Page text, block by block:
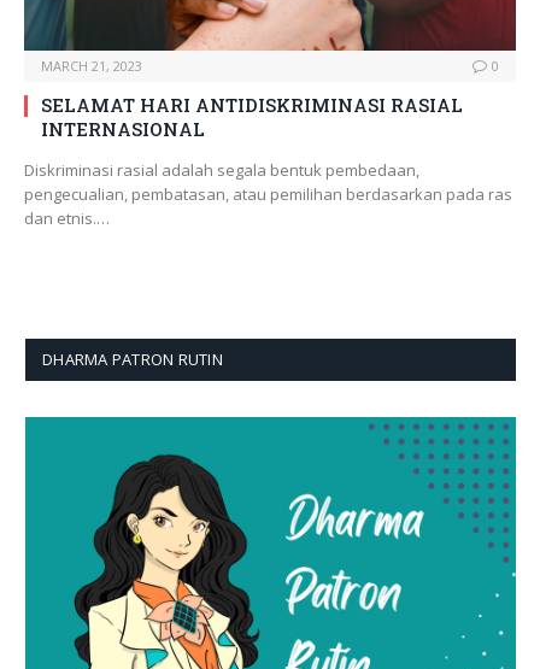
MARCH 21, 2023 0
SELAMAT HARI ANTIDISKRIMINASI RASIAL
INTERNASIONAL
Diskriminasi rasial adalah segala bentuk pembedaan,
pengecualian, pembatasan, atau pemilihan berdasarkan pada ras
dan etnis.…
DHARMA PATRON RUTIN